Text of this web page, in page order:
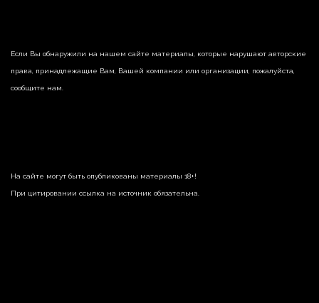
Если Вы обнаружили на нашем сайте материалы, которые нарушают авторские
права, принадлежащие Вам, Вашей компании или организации, пожалуйста,
сообщите нам.
На сайте могут быть опубликованы материалы 18+!
При цитировании ссылка на источник обязательна.